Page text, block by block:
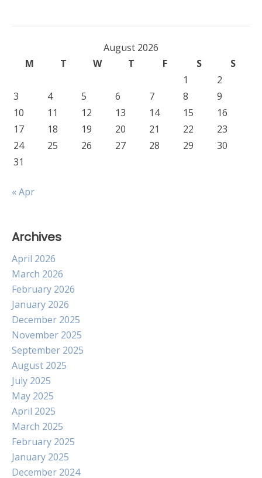
August 2026
M
T W T F S
S
1
2
3
4 5 6 7 8
9
10
11 12 13 14 15
16
17
18 19 20 21 22
23
24
25 26 27 28 29
30
31
« Apr
Archives
April 2026
March 2026
February 2026
January 2026
December 2025
November 2025
September 2025
August 2025
July 2025
May 2025
April 2025
March 2025
February 2025
January 2025
December 2024